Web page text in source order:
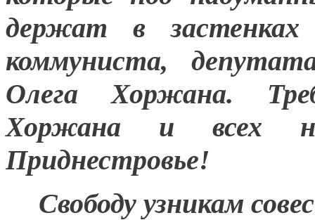
держат в
коммуниста,
Олега Хоржана.
Хоржана и всех
Приднестровье!
Свободу узникам